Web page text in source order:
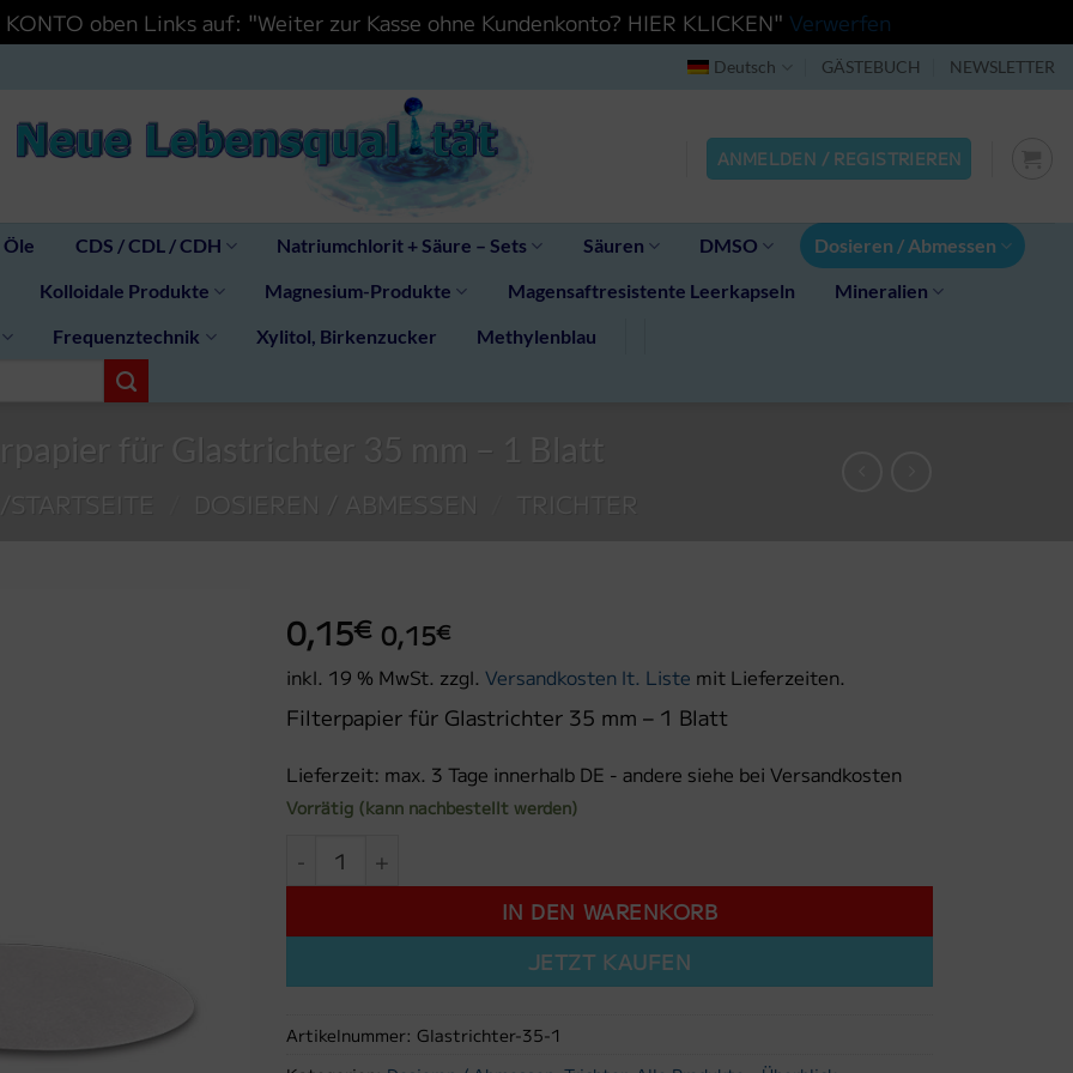
oben Links auf: "Weiter zur Kasse ohne Kundenkonto? HIER KLICKEN" Verwerfen
Deutsch GÄSTEBUCH NEWSLETTER
ANMELDEN / REGISTRIEREN
CDS / CDL / CDH Natriumchlorit + Säure – Sets Säuren DMSO Dosieren / Abmessen
Kolloidale Produkte Magnesium-Produkte Magensaftresistente Leerkapseln Mineralien
Frequenztechnik Xylitol, Birkenzucker Methylenblau
für Glastrichter 35 mm – 1 Blatt
DOSIEREN / ABMESSEN TRICHTER
0,15€ 0,15€
inkl. 19 % MwSt. zzgl. Versandkosten lt. Liste mit Lieferzeiten.
Filterpapier für Glastrichter 35 mm – 1 Blatt
Lieferzeit: max. 3 Tage innerhalb DE - andere siehe bei Versandkosten
Vorrätig (kann nachbestellt werden)
Filterpapier für Glastrichter 35 mm - 1 Blatt Menge
IN DEN WARENKORB
JETZT KAUFEN
Artikelnummer: Glastrichter-35-1